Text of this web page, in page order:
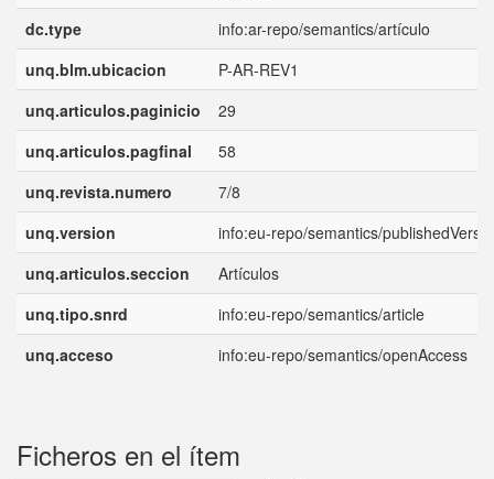
dc.type
info:ar-repo/semantics/artículo
unq.blm.ubicacion
P-AR-REV1
unq.articulos.paginicio
29
unq.articulos.pagfinal
58
unq.revista.numero
7/8
unq.version
info:eu-repo/semantics/
unq.articulos.seccion
Artículos
unq.tipo.snrd
info:eu-repo/semantics/article
unq.acceso
info:eu-repo/semantics/openAccess
Ficheros en el ítem